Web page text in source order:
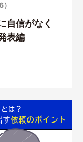
自信がなく
表編